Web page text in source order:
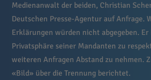
Medienanwalt der beiden, Christian
Deutschen Presse-Agentur auf Anfrage.
Erklärungen würden nicht abgegeben. Er
Privatsphäre seiner Mandanten zu
weiteren Anfragen Abstand zu nehmen.
«Bild» über die Trennung berichtet.